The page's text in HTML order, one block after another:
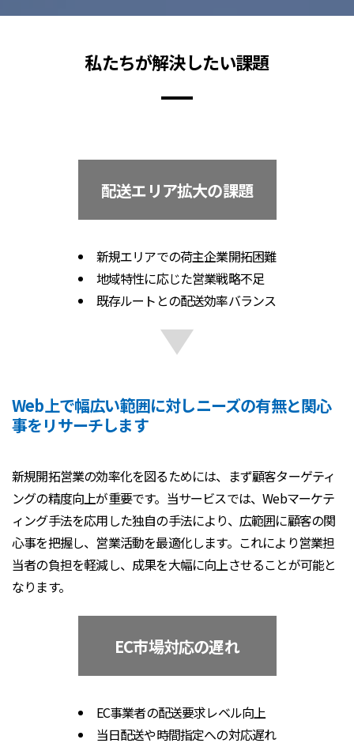
私たちが解決したい課題
配送エリア拡大の課題
新規エリアでの荷主企業開拓困難
地域特性に応じた営業戦略不足
既存ルートとの配送効率バランス
Web上で幅広い範囲に対しニーズの有無と関心
事をリサーチします
新規開拓営業の効率化を図るためには、まず顧客ターゲティ
ングの精度向上が重要です。当サービスでは、Webマーケテ
ィング手法を応用した独自の手法により、広範囲に顧客の関
心事を把握し、営業活動を最適化します。これにより営業担
当者の負担を軽減し、成果を大幅に向上させることが可能と
なります。
EC市場対応の遅れ
EC事業者の配送要求レベル向上
当日配送や時間指定への対応遅れ